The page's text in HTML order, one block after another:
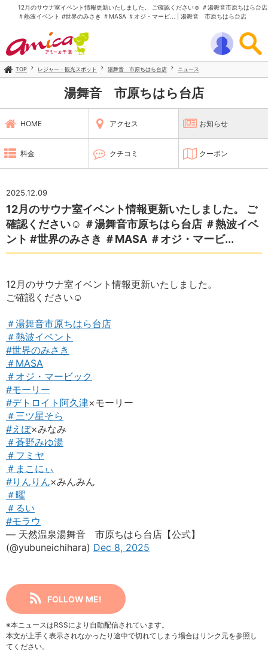
12月のサウナ室イベント情報更新いたしました。 ご確認ください☺️ ＃湯舞音市原ちはら台店
＃熱波イベント #世界のみさき ＃MASA ＃オジ・マービ... | 湯舞音 市原ちはら台店
TOP レジャー・観光スポット 湯舞音 市原ちはら台店 ニュース
湯舞音 市原ちはら台店
HOME アクセス お知らせ
料金 クチコミ クーポン
2025.12.09
12月のサウナ室イベント情報更新いたしました。 ご
確認ください☺️ ＃湯舞音市原ちはら台店 ＃熱波イベ
ント #世界のみさき ＃MASA ＃オジ・マービ...
12月のサウナ室イベント情報更新いたしました。
ご確認ください☺️
＃湯舞音市原ちはら台店
＃熱波イベント
#世界のみさき
＃MASA
＃オジ・マービック
#モーリー
#デトロイト阿久津×モーリー
＃三ツ星そら
#えぽ×みなみ
＃蒼野みゆ湯
＃フミヤ
＃まこにぃ
#りんりん×みんみん
＃曜
＃るい
#モラウ
— 天然温泉湯舞音 市原ちはら台店【公式】
(@yubuneichihara) Dec 8, 2025
FOLLOW ME!
※本ニュースはRSSにより自動配信されています。
本文が上手く表示されなかったり途中で切れてしまう場合はリンク元を参照し
てください。